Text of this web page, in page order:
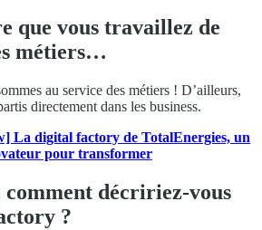
que vous travaillez de
métiers…
au service des métiers ! D’ailleurs,
directement dans les business.
La digital factory de TotalEnergies, un
pour transformer
comment décririez-vous
?